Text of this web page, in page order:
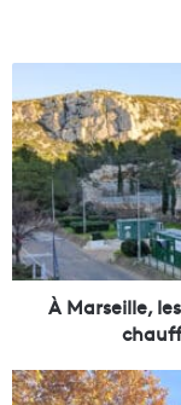
M
a
r
s
e
i
l
l
e
À Marseille,
E